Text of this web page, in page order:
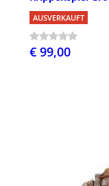
AUSVERKAUFT
€ 99,00